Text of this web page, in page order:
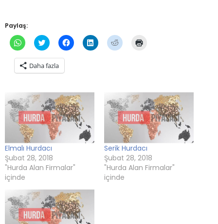
Paylaş:
WhatsApp'ta
paylaşmak
tıklayın
(Yeni
pencerede
Twitter
üzerinde
için
tıklayın
(Yeni
Facebook'ta
paylaşmak
Linkedln
üzerinden
Reddit
üzerinde
Daha fazla
Elmalı Hurdacı
Şubat 28, 2018
"Hurda Alan Firmalar"
içinde
Serik Hurdacı
Şubat 28, 2018
"Hurda Alan Firmalar"
içinde